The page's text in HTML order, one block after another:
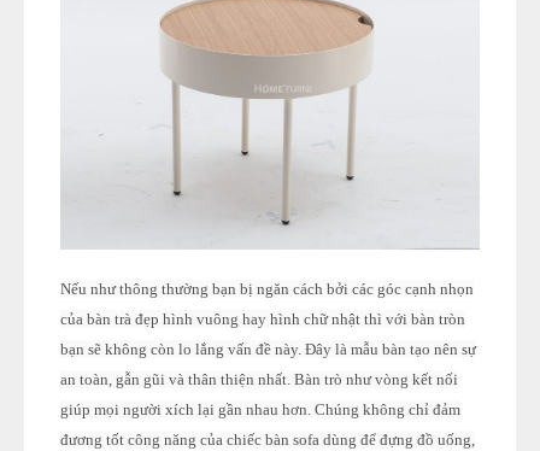
Nếu như thông thường bạn bị ngăn cách bởi các góc cạnh nhọn
của bàn trà đẹp hình vuông hay hình chữ nhật thì với bàn tròn
bạn sẽ không còn lo lắng vấn đề này. Đây là mẫu bàn tạo nên sự
an toàn, gẫn gũi và thân thiện nhất. Bàn trò như vòng kết nối
giúp mọi người xích lại gần nhau hơn. Chúng không chỉ đảm
đương tốt công năng của chiếc bàn sofa dùng để đựng đồ uống,